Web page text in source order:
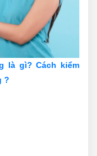
là gì? Cách kiểm
?